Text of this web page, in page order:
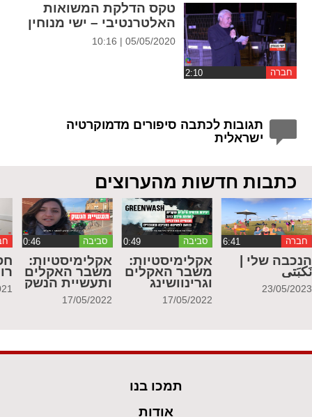
חברה
טקס הדלקת המשואות
האלטרנטיבי – ישי מנוחין
05/05/2020 | 10:16
תגובות לכתבה סיפורים מדמוקרטיה
ישראלית
כתבות חדשות מהערוצים
חברה
הנכבה שלי |
نَكبَتي
23/05/2023
סביבה ‏0:49
אקלימיסטיות:
משבר האקלים
וגרינוושינג
17/05/2022
סביבה
אקלימיסטיות:
משבר האקלים
ותעשיית הנשק
17/05/2022
תמכו בנו
אודות